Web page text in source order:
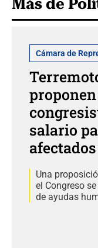
Más de
Cámara de
salario
afectados
Una
el Congreso
de ayudas